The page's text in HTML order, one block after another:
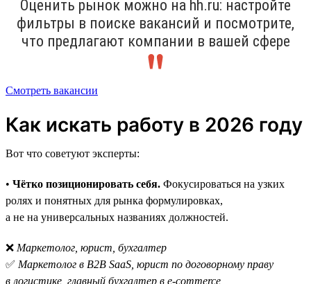
Оценить рынок можно на hh.ru: настройте
фильтры в поиске вакансий и посмотрите,
что предлагают компании в вашей сфере
Смотреть вакансии
Как искать работу в 2026 году
Вот что советуют эксперты:
• Чётко позиционировать себя. Фокусироваться на узких
ролях и понятных для рынка формулировках,
а не на универсальных названиях должностей.
❌ Маркетолог, юрист, бухгалтер
✅ Маркетолог в B2B SaaS, юрист по договорному праву
в логистике, главный бухгалтер в e-commerce